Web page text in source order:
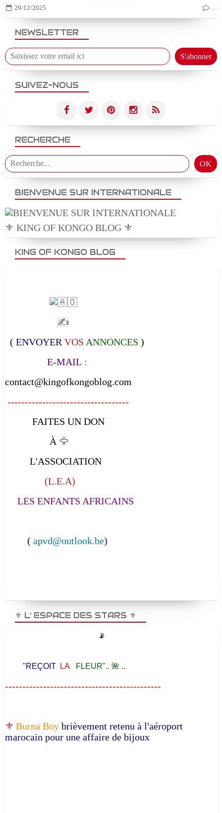
NEWSLETTER
SUIVEZ-NOUS
RECHERCHE
BIENVENUE SUR INTERNATIONALE
⚜️ KING OF KONGO BLOG ⚜️
29/12/2025 …
KING OF KONGO BLOG
✍
( ENVOYER VOS ANNONCES )
E-MAIL :
contact@kingofkongoblog.com
-----------------------------------
FAITES UN DON
À 🦅
L'ASSOCIATION
(L.E.A)
LES ENFANTS AFRICAINS
( apvd@outlook.be)
⚜️ L' ESPACE DES STARS ⚜️
📡
"REÇOIT LA FLEUR".. 🌺 ..
---------------------------------------------
⚜️ Burna Boy brièvement retenu à l'aéroport
marocain pour une affaire de bijoux